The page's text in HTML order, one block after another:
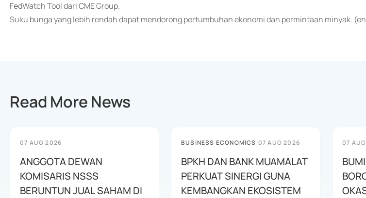
FedWatch Tool dari CME Group.
Suku bunga yang lebih rendah dapat mendorong pertumbuhan ekonomi dan permintaan minyak.
Read More News
07 AUG 2026
ANGGOTA DEWAN
KOMISARIS NSSS
BERUNTUN JUAL SAHAM DI
BUSINESS ECONOMICS|07 AUG 2026
BPKH DAN BANK MUAMALAT
PERKUAT SINERGI GUNA
KEMBANGKAN EKOSISTEM
07